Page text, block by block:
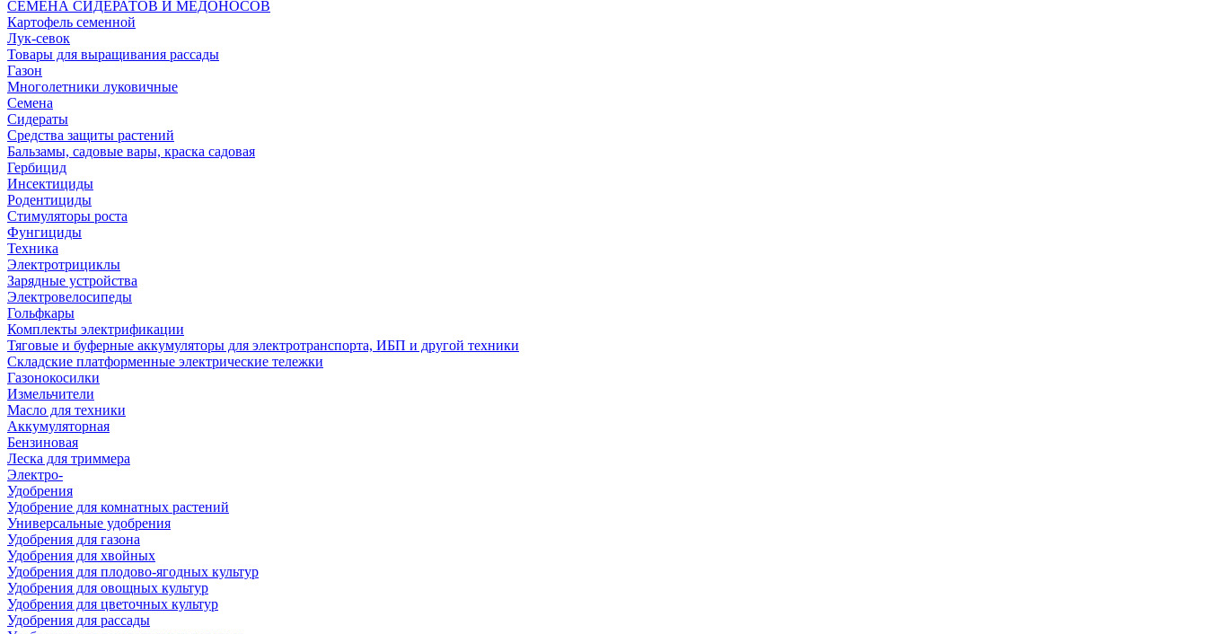
СЕМЕНА СИДЕРАТОВ И МЕДОНОСОВ
Картофель семенной
Лук-севок
Товары для выращивания рассады
Газон
Многолетники луковичные
Семена
Сидераты
Средства защиты растений
Бальзамы, садовые вары, краска садовая
Гербицид
Инсектициды
Родентициды
Стимуляторы роста
Фунгициды
Техника
Электротрициклы
Зарядные устройства
Электровелосипеды
Гольфкары
Комплекты электрификации
Тяговые и буферные аккумуляторы для электротранспорта, ИБП и другой техники
Складские платформенные электрические тележки
Газонокосилки
Измельчители
Масло для техники
Аккумуляторная
Бензиновая
Леска для триммера
Электро-
Удобрения
Удобрение для комнатных растений
Универсальные удобрения
Удобрения для газона
Удобрения для хвойных
Удобрения для плодово-ягодных культур
Удобрения для овощных культур
Удобрения для цветочных культур
Удобрения для рассады